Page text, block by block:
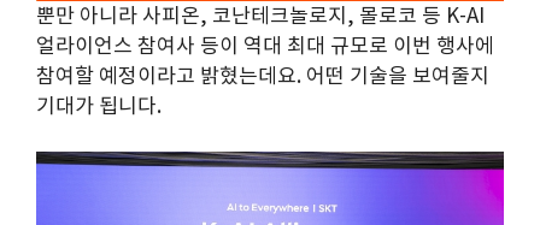
뿐만 아니라 사피온, 코난테크놀로지, 몰로코 등 K-AI
얼라이언스 참여사 등이 역대 최대 규모로 이번 행사에
참여할 예정이라고 밝혔는데요. 어떤 기술을 보여줄지
기대가 됩니다.